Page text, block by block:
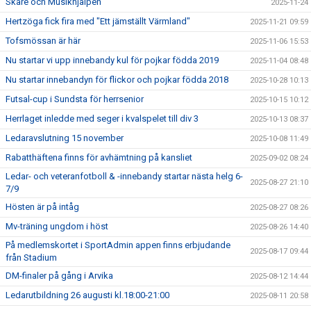
2025-11-24
Hertzöga fick fira med "Ett jämställt Värmland" 2025-11-21 09:59
Tofsmössan är här 2025-11-06 15:53
Nu startar vi upp innebandy kul för pojkar födda 2019 2025-11-04 08:48
Nu startar innebandyn för flickor och pojkar födda 2018 2025-10-28 10:13
Futsal-cup i Sundsta för herrsenior 2025-10-15 10:12
Herrlaget inledde med seger i kvalspelet till div 3 2025-10-13 08:37
Ledaravslutning 15 november 2025-10-08 11:49
Rabatthäftena finns för avhämtning på kansliet 2025-09-02 08:24
Ledar- och veteranfotboll & -innebandy startar nästa helg 6-
7/9
2025-08-27 21:10
Hösten är på intåg 2025-08-27 08:26
Mv-träning ungdom i höst 2025-08-26 14:40
På medlemskortet i SportAdmin appen finns erbjudande
från Stadium
2025-08-17 09:44
DM-finaler på gång i Arvika 2025-08-12 14:44
Ledarutbildning 26 augusti kl.18:00-21:00 2025-08-11 20:58